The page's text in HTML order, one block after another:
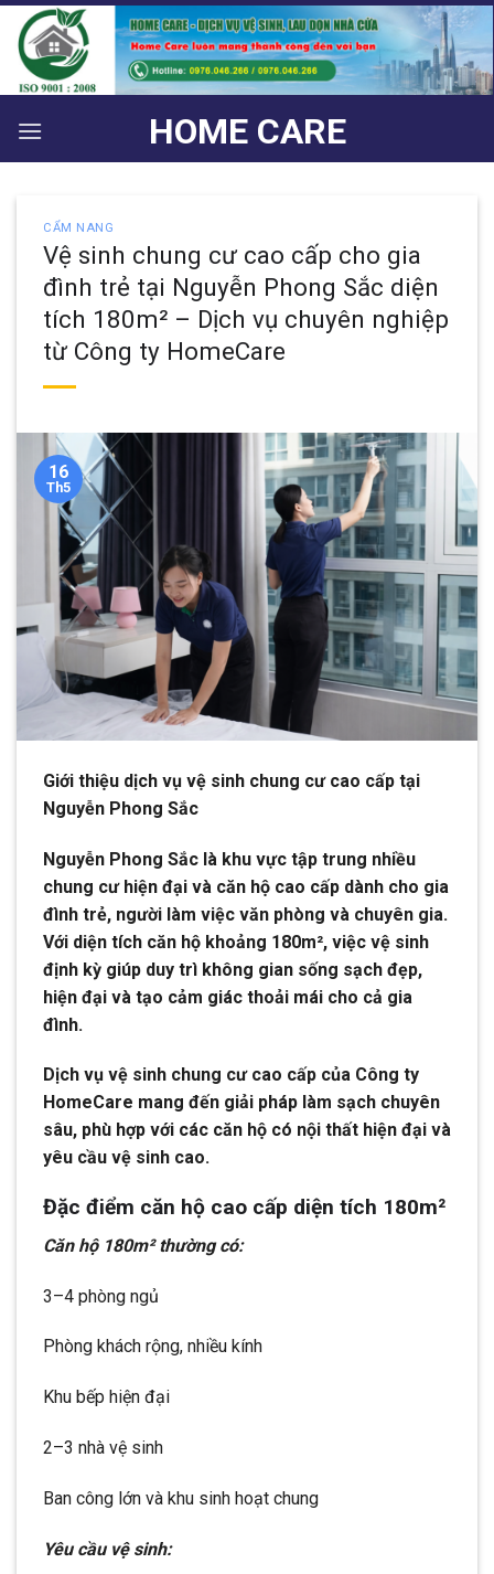
Bỏ
qua
nội
dung
HOME CARE
CẨM NANG
Vệ sinh chung cư cao cấp cho gia
đình trẻ tại Nguyễn Phong Sắc diện
tích 180m² – Dịch vụ chuyên nghiệp
từ Công ty HomeCare
16
Th5
Giới thiệu dịch vụ vệ sinh chung cư cao cấp tại
Nguyễn Phong Sắc
Nguyễn Phong Sắc là khu vực tập trung nhiều
chung cư hiện đại và căn hộ cao cấp dành cho gia
đình trẻ, người làm việc văn phòng và chuyên gia.
Với diện tích căn hộ khoảng 180m², việc vệ sinh
định kỳ giúp duy trì không gian sống sạch đẹp,
hiện đại và tạo cảm giác thoải mái cho cả gia
đình.
Dịch vụ vệ sinh chung cư cao cấp của Công ty
HomeCare mang đến giải pháp làm sạch chuyên
sâu, phù hợp với các căn hộ có nội thất hiện đại và
yêu cầu vệ sinh cao.
Đặc điểm căn hộ cao cấp diện tích 180m²
Căn hộ 180m² thường có:
3–4 phòng ngủ
Phòng khách rộng, nhiều kính
Khu bếp hiện đại
2–3 nhà vệ sinh
Ban công lớn và khu sinh hoạt chung
Yêu cầu vệ sinh: